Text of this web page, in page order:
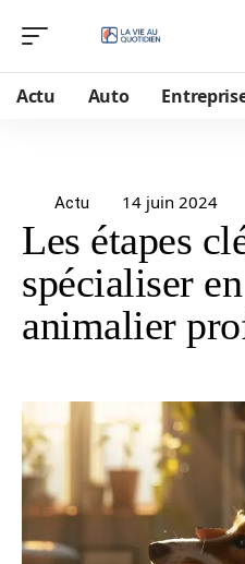
Actu Auto
Actu 14 juin 2024
Les étapes
spécialiser
animalier